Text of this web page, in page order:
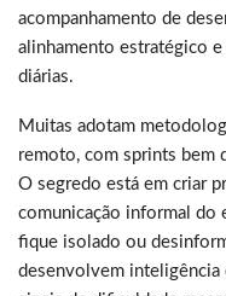
acompanhamento de
alinhamento estratégico e
diárias.
Muitas adotam
remoto, com sprints bem
O segredo está em criar
comunicação informal do
fique isolado ou
desenvolvem inteligência